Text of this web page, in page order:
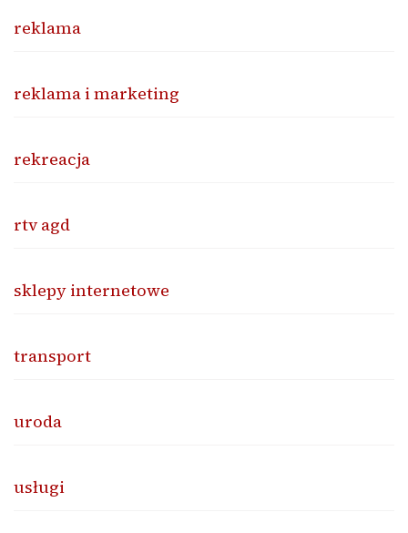
reklama
reklama i marketing
rekreacja
rtv agd
sklepy internetowe
transport
uroda
usługi